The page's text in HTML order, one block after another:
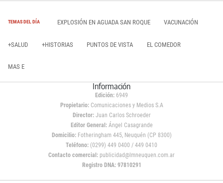
TEMAS DEL DÍA EXPLOSIÓN EN AGUADA SAN ROQUE VACUNACIÓN
+SALUD +HISTORIAS PUNTOS DE VISTA EL COMEDOR
MAS E
Información
Edición: 6949
Propietario:Comunicaciones y Medios S.A
Director: Juan Carlos Schroeder
Editor General:Ángel Casagrande
Domicilio:Fotheringham 445, Neuquén (CP 8300)
Teléfono: (0299) 449 0400 / 449 0410
Contacto comercial: publicidad@lmneuquen.com.ar
Registro DNA: 97810291